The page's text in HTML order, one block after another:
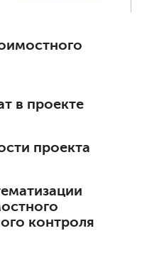
в проекте
проекта
контроля